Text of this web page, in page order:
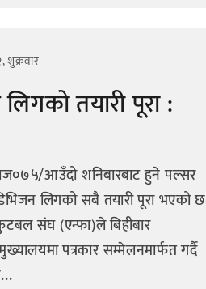
शुक्रवार
तयारी पूरा :
आउँदो शनिबारबाट हुने पल्सर
लिगको सबै तयारी पूरा भएको छ
संघ (एन्फा)ले बिहीबार
पत्रकार सम्मेलनमार्फत गर्दै